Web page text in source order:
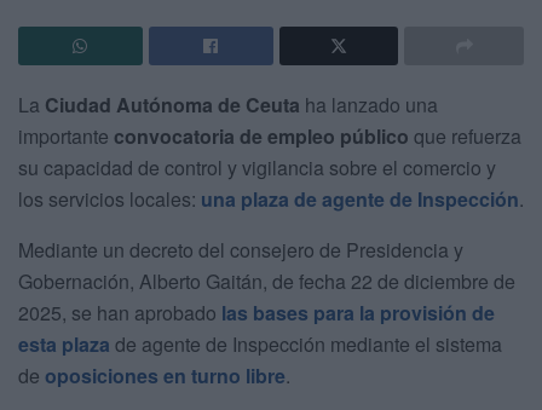
La Ciudad Autónoma de Ceuta ha lanzado una
importante convocatoria de empleo público que refuerza
su capacidad de control y vigilancia sobre el comercio y
los servicios locales: una plaza de agente de Inspección.
Mediante un decreto del consejero de Presidencia y
Gobernación, Alberto Gaitán, de fecha 22 de diciembre de
2025, se han aprobado las bases para la provisión de
esta plaza de agente de Inspección mediante el sistema
de oposiciones en turno libre.